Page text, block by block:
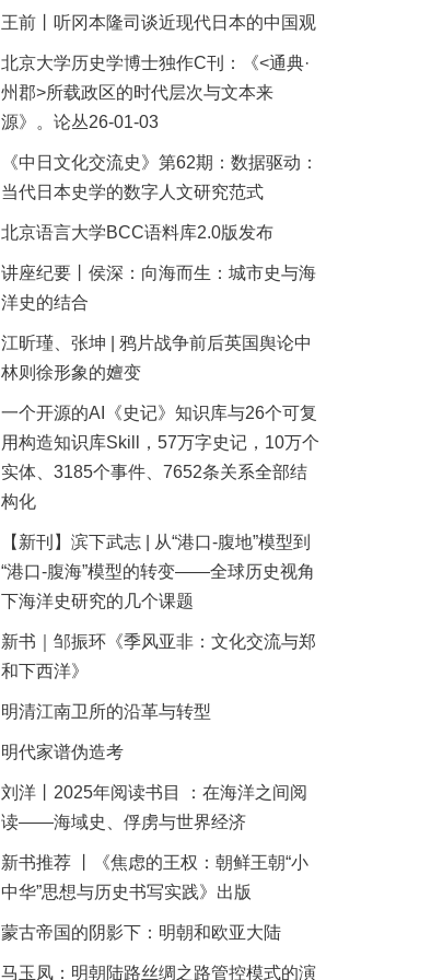
王前丨听冈本隆司谈近现代日本的中国观
北京大学历史学博士独作C刊：《<通典·
州郡>所载政区的时代层次与文本来
源》。论丛26-01-03
《中日文化交流史》第62期：数据驱动：
当代日本史学的数字人文研究范式
北京语言大学BCC语料库2.0版发布
讲座纪要丨侯深：向海而生：城市史与海
洋史的结合
江昕瑾、张坤 | 鸦片战争前后英国舆论中
林则徐形象的嬗变
一个开源的AI《史记》知识库与26个可复
用构造知识库Skill，57万字史记，10万个
实体、3185个事件、7652条关系全部结
构化
【新刊】滨下武志 | 从“港口-腹地”模型到
“港口-腹海”模型的转变——全球历史视角
下海洋史研究的几个课题
新书｜邹振环《季风亚非：文化交流与郑
和下西洋》
明清江南卫所的沿革与转型
明代家谱伪造考
刘洋丨2025年阅读书目 ：在海洋之间阅
读——海域史、俘虏与世界经济
新书推荐 丨《焦虑的王权：朝鲜王朝“小
中华”思想与历史书写实践》出版
蒙古帝国的阴影下：明朝和欧亚大陆
马玉凤：明朝陆路丝绸之路管控模式的演